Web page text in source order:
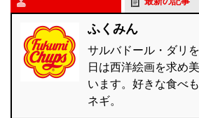
ふくみん
サルバドール・ダリ
日は西洋絵画を求め
います。好きな食べ
ネギ。